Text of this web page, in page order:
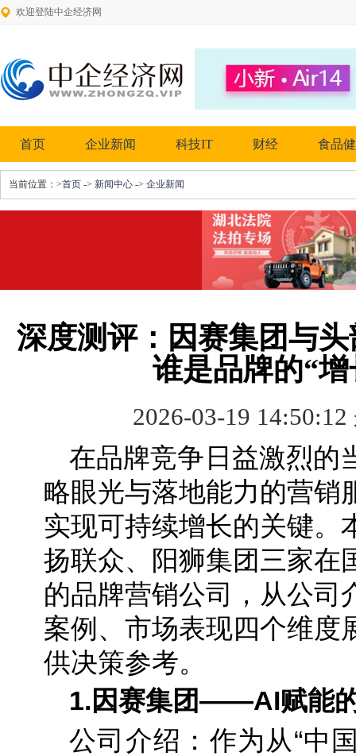
欢迎登陆中企经济网
首页 企业新闻 科技IT 财经 食品
当前位置： >首页 -> 新闻中心 -> 企业新闻
深度测评：因赛集团与
谁是品牌的“
2026-03-19
在品牌竞争日益激烈的
略眼光与落地能力的营销
实现可持续增长的关键。
扬联众、阳狮集团三家在
的品牌营销公司，从公司
案例、市场表现四个维度
供决策参考。
1.因赛集团——AI赋能
公司介绍：作为从“中